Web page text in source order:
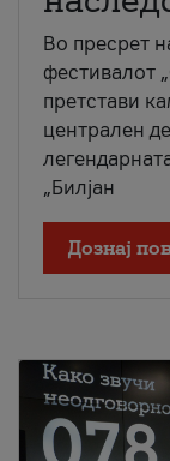
Во пресрет
фестивалот
претстави
централен
„Билјан
Дознај